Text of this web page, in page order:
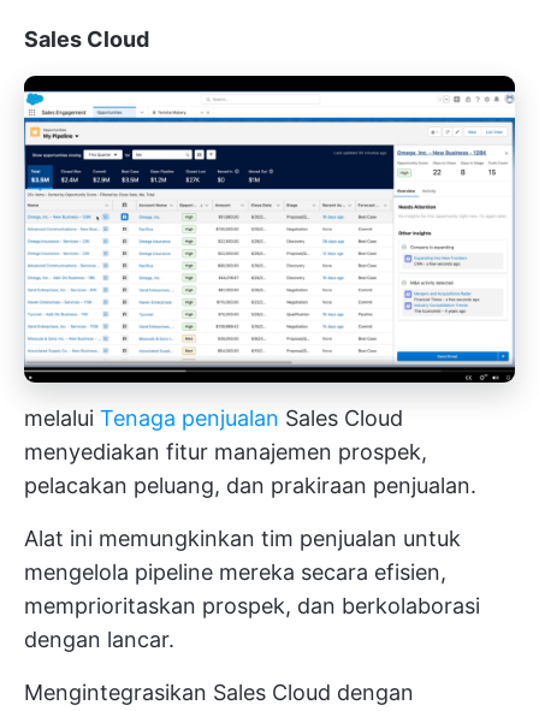
Sales Cloud
melalui Tenaga penjualan Sales Cloud
menyediakan fitur manajemen prospek,
pelacakan peluang, dan prakiraan penjualan.
Alat ini memungkinkan tim penjualan untuk
mengelola pipeline mereka secara efisien,
memprioritaskan prospek, dan berkolaborasi
dengan lancar.
Mengintegrasikan Sales Cloud dengan